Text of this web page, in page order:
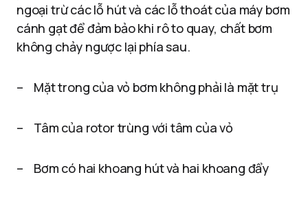
ngoại trừ các lỗ hút và các lỗ thoát của máy bơm
cánh gạt để đảm bảo khi rô to quay, chất bơm
không chảy ngược lại phía sau.
– Mặt trong của vỏ bơm không phải là mặt trụ
– Tâm của rotor trùng với tâm của vỏ
– Bơm có hai khoang hút và hai khoang đẩy